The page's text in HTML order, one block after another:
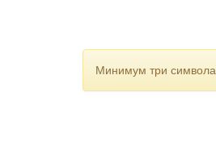
Минимум три символа